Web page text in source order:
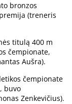
bronzos
(treneris
titulą 400 m
čempionate,
Aušra).
čempionate
buvo
Zenkevičius).